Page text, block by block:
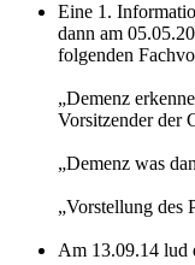
Eine 1.
dann am
folgenden
„Demenz
Vorsitzender der
„Demenz was
„Vorstellung des
Am 13.09.14 lud